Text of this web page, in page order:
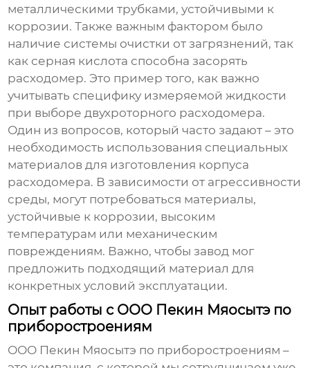
металлическими трубками, устойчивыми к
коррозии. Также важным фактором было
наличие системы очистки от загрязнений, так
как серная кислота способна засорять
расходомер. Это пример того, как важно
учитывать специфику измеряемой жидкости
при выборедвухроторного расходомера.
Один из вопросов, который часто задают – это
необходимость использования специальных
материалов для изготовления корпуса
расходомера. В зависимости от агрессивности
среды, могут потребоваться материалы,
устойчивые к коррозии, высоким
температурам или механическим
повреждениям. Важно, чтобызавод мог
предложить подходящий материал для
конкретных условий эксплуатации.
Опыт работы с ООО Пекин Мяосытэ по
приборостроениям
ООО Пекин Мяосытэ по приборостроениям –